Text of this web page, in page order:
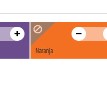
Naranja